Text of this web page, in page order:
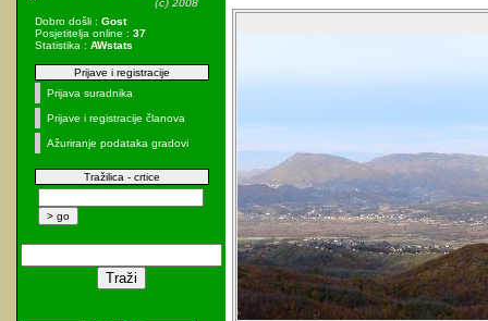
Dobro došli : Gost
Posjetitelja online : 37
Statistika : AWstats
Prijave i registracije
Prijava suradnika
Prijave i registracije članova
Ažuriranje podataka gradovi
Tražilica - crtice